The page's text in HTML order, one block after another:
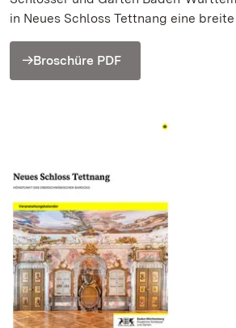
in Neues Schloss Tettnang eine
Broschüre PDF